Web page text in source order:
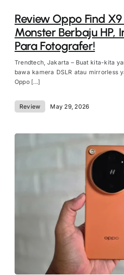
Review Oppo Find
Monster Berbaju HP,
Para Fotografer!
Trendtech, Jakarta – Buat kita-kita
bawa kamera DSLR atau mirrorless
Oppo [...]
Review May 29, 2026